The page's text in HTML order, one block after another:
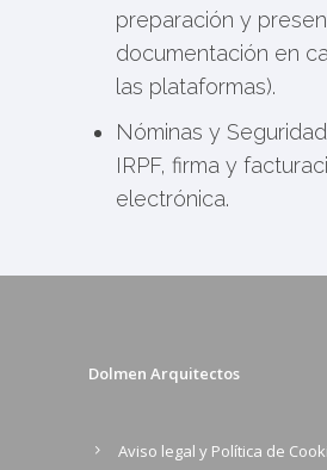
preparación y
documentación en
las plataformas).
Nóminas y
IRPF, firma y
electrónica.
Dolmen Arquitectos
Aviso legal y Política de